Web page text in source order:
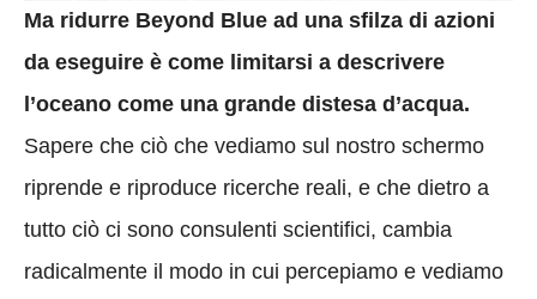
Ma ridurre Beyond Blue ad una sfilza di azioni
da eseguire è come limitarsi a descrivere
l’oceano come una grande distesa d’acqua.
Sapere che ciò che vediamo sul nostro schermo
riprende e riproduce ricerche reali, e che dietro a
tutto ciò ci sono consulenti scientifici, cambia
radicalmente il modo in cui percepiamo e vediamo